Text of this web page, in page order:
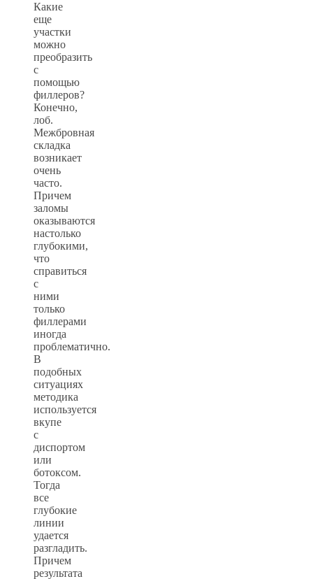
Какие
еще
участки
можно
преобразить
с
помощью
филлеров?
Конечно,
лоб.
Межбровная
складка
возникает
очень
часто.
Причем
заломы
оказываются
настолько
глубокими,
что
справиться
с
ними
только
филлерами
иногда
проблематично.
В
подобных
ситуациях
методика
используется
вкупе
с
диспортом
или
ботоксом.
Тогда
все
глубокие
линии
удается
разгладить.
Причем
результата